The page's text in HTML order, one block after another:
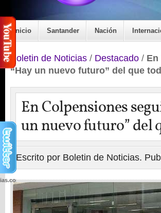
Inicio Santander Nación
Boletin de Noticias / Destacado /
“Hay un nuevo futuro” del que
En Colpensiones
un nuevo futuro” del
Escrito por Boletin de Noticias.
wp-